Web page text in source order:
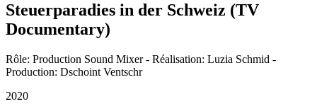
Steuerparadies in der Schweiz (TV
Documentary)
Rôle: Production Sound Mixer - Réalisation: Luzia Schmid -
Production: Dschoint Ventschr
2020